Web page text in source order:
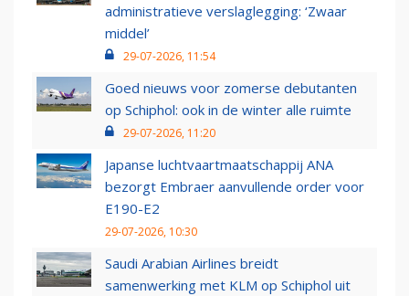
administratieve verslaglegging: ‘Zwaar
middel’
29-07-2026, 11:54
Goed nieuws voor zomerse debutanten
op Schiphol: ook in de winter alle ruimte
29-07-2026, 11:20
Japanse luchtvaartmaatschappij ANA
bezorgt Embraer aanvullende order voor
E190-E2
29-07-2026, 10:30
Saudi Arabian Airlines breidt
samenwerking met KLM op Schiphol uit